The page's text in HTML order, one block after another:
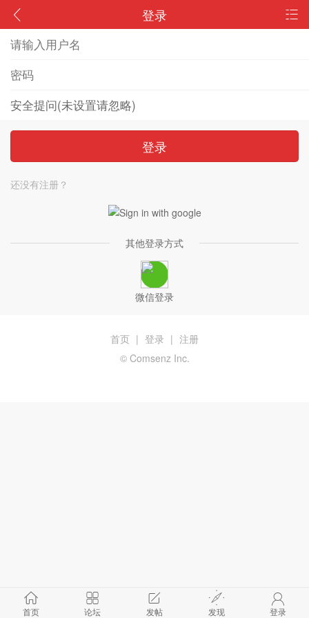
登录
登录
还没有注册？
其他登录方式
微信登录
首页 论坛 发帖 发现 登录
首页 | 登录 | 注册
© Comsenz Inc.